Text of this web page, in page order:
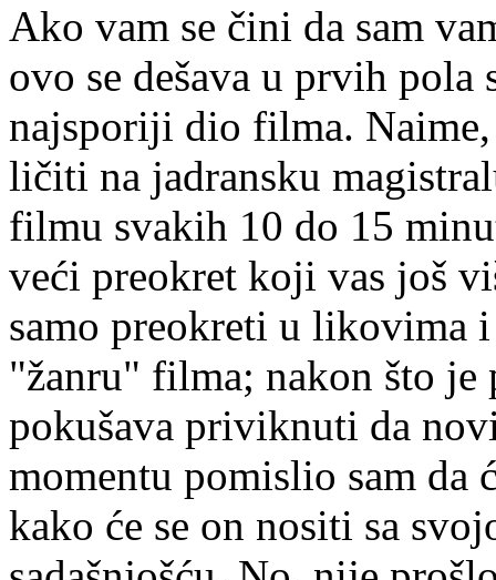
Ako vam se čini da sam
ovo se dešava u prvih
najsporiji dio filma.
ličiti na jadransku
filmu svakih 10 do 15
veći preokret koji vas još
samo preokreti u
"žanru" filma; nakon što je
pokušava priviknuti da
momentu pomislio sam da
kako će se on nositi sa